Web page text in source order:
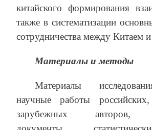
китайского формирования
также в систематизации
сотрудничества между Китаем
Материалы и методы
Материалы
научные работы
зарубежных авторов,